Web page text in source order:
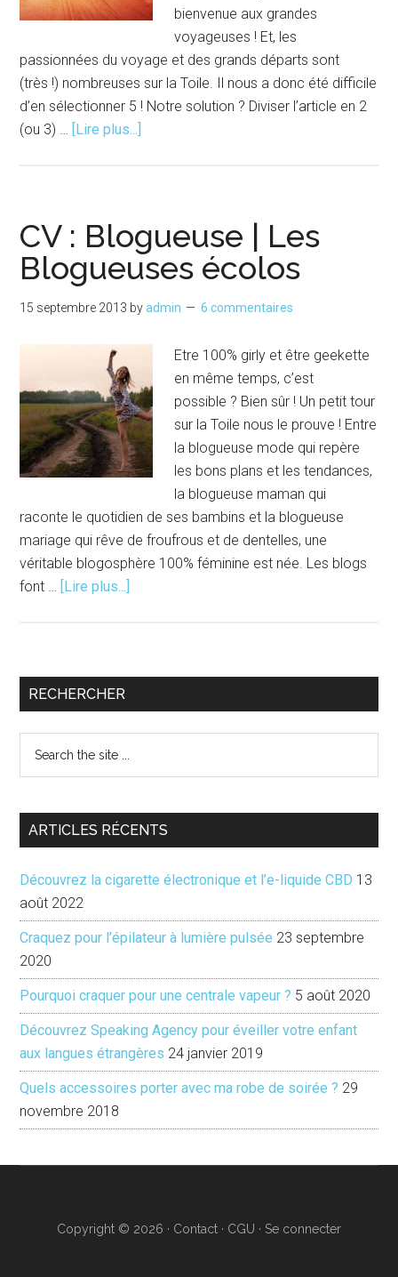
bienvenue aux grandes
voyageuses ! Et, les
passionnées du voyage et des grands départs sont
(très !) nombreuses sur la Toile. Il nous a donc été difficile
d’en sélectionner 5 ! Notre solution ? Diviser l’article en 2
(ou 3) … [Lire plus...]
Les
Blogueuses
–
CV : Blogueuse | Les
Blogueuses écolos
15 septembre 2013 byadmin 6 commentaires
Etre 100% girly et être geekette
en même temps, c’est
possible ? Bien sûr ! Un petit tour
sur la Toile nous le prouve ! Entre
la blogueuse mode qui repère
les bons plans et les tendances,
la blogueuse maman qui
raconte le quotidien de ses bambins et la blogueuse
mariage qui rêve de froufrous et de dentelles, une
véritable blogosphère 100% féminine est née. Les blogs
font … [Lire plus...]
|
Barre
principale
RECHERCHER
...
ARTICLES RÉCENTS
Découvrez la cigarette électronique et l’e-liquide CBD 13
août 2022
Craquez pour l’épilateur à lumière pulsée 23 septembre
2020
Pourquoi craquer pour une centrale vapeur ? 5 août 2020
Découvrez Speaking Agency pour éveiller votre enfant
aux langues étrangères 24 janvier 2019
Quels accessoires porter avec ma robe de soirée ? 29
novembre 2018
Copyright © 2026 · Contact · CGU · Se connecter